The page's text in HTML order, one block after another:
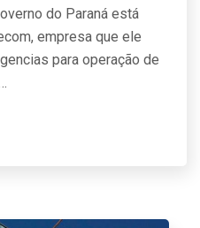
do Paraná está
empresa que ele
para operação de